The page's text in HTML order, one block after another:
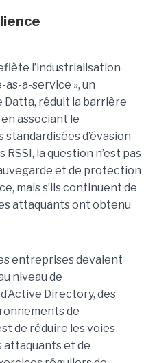
l’industrialisation
a-service », un
Datta, réduit la barrière
associant le
d’évasion
la question n’est pas
et de protection
mais s’ils continuent de
attaquants ont obtenu
entreprises devaient
niveau de
Directory, des
de
de réduire les voies
attaquants et de